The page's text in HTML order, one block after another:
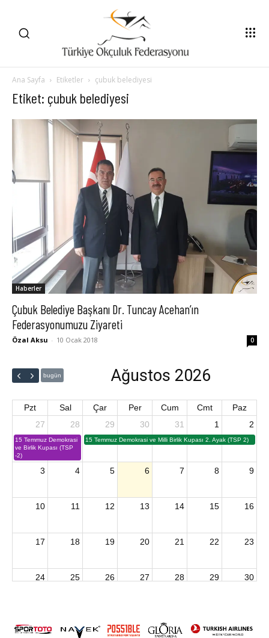
Ana Sayfa Etiketler çubuk belediyesi
Etiket: çubuk belediyesi
Haberler
Çubuk Belediye Başkanı Dr. Tuncay Acehan’ın
Federasyonumuzu Ziyareti
Özal Aksu - 10 Ocak 2018 0
bugün Ağustos 2026
Pzt Sal Çar Per Cum Cmt
Paz
27
15 Temmuz Demokrasi
ve Birlik Kupası (TSP
-2)
28 29
15 Temmuz Demokrasi ve Milli Birlik Kupası 2. Ayak (TSP 2)
30 31 1 2
3 4 5 6 7 8 9
10 11 12 13 14 15 16
17 18 19 20 21 22 23
24 25 26 27 28 29 30